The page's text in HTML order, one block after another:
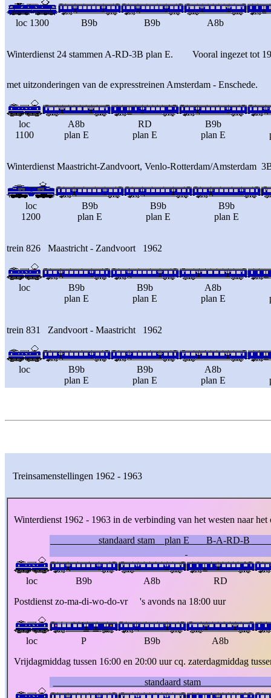
loc 1300 B9b B9b A8b
Winterdienst 24 stammen A-RD-3B plan E. Vooral ingezet tot
met uitzonderingen van de expresstreinen Amsterdam - Enschede.
loc A8b RD
B9b
1100
plan E plan E plan E
Winterdienst Maastricht-Zandvoort, Venlo-Rotterdam/Amsterdam
loc B9b B9b
B9b
1200
plan E plan E plan E
trein 826 Maastricht - Zandvoort 1962
loc B9b B9b
A8b
plan E
plan E plan E
trein 831 Zandvoort - Maastricht 1962
loc B9b B9b
A8b
plan E
plan E plan E
Treinsamenstellingen 1962 - 1963
Winterdienst 1962 - 1963 in de verbinding van het westen naar het
standaard stam plan E B-
loc B9b A8b
RD
Postdienst zo-ma-di-wo-do-vr 's avonds na 18:00 uur
loc P B9b
A8b
Vrijdagmiddag tussen 16:00 en 20:00 uur cq. zaterdagmiddag
standaard